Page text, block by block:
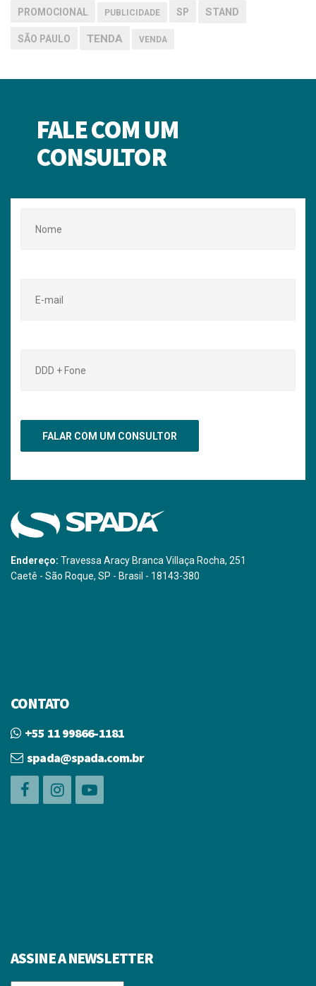
PROMOCIONAL PUBLICIDADE SP STAND
SÃO PAULO TENDA VENDA
FALE COM UM
CONSULTOR
Endereço: Travessa Aracy Branca Villaça Rocha, 251
Caetê - São Roque, SP - Brasil - 18143-380
CONTATO
+55 11 99866-1181
spada@spada.com.br
ASSINE A NEWSLETTER